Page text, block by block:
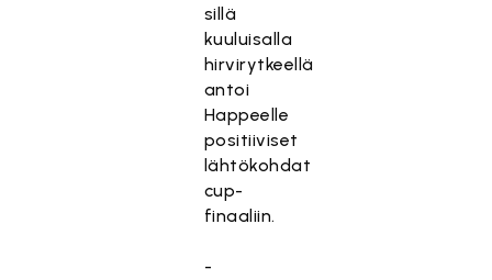
sillä
kuuluisalla
hirvirytkeellä
antoi
Happeelle
positiiviset
lähtökohdat
cup-
finaaliin.
-